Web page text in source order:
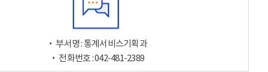
‧ 부서명 : 통계서비스기획과
‧ 전화번호 : 042-481-2389